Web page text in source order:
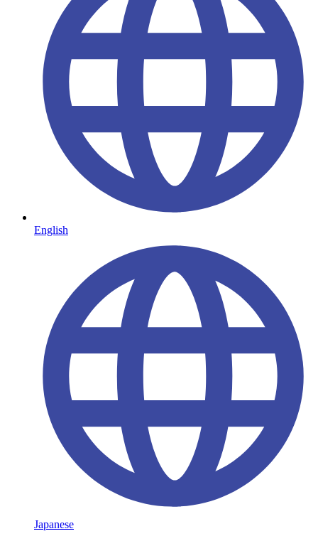
English
Japanese